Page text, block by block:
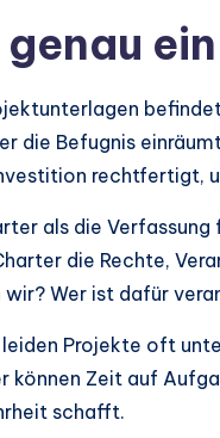
genau
die Befugnis
rechtfertigt,
als die
die Rechte,
wir? Wer ist dafür
Projekte oft
können Zeit auf
schafft.